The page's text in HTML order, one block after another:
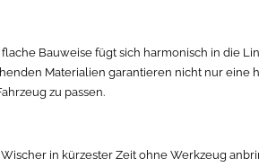
Bauweise fügt sich harmonisch in die
Materialien garantieren nicht nur eine
zu passen.
in kürzester Zeit ohne Werkzeug